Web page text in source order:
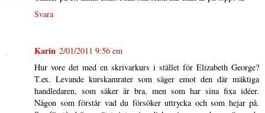
Svara
Karin 2/01/2011 9:56 em
Hur vore det med en skrivarkurs i stället för Elizabeth George?
T.ex. Levande kurskamrater som säger emot den där mäktiga
handledaren, som säker är bra, men som har sina fixa idéer.
Någon som förstår vad du försöker uttrycka och som hejar på.